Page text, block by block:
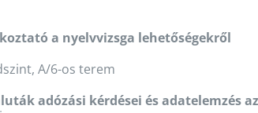
a nyelvvizsga lehetőségekről
A/6-os terem
adózási kérdései és adatelemzés